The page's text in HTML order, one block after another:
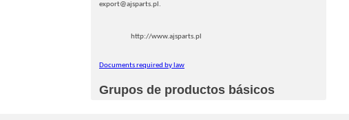
export@ajsparts.pl.
http://www.ajsparts.pl
Documents required by law
Grupos de productos básicos